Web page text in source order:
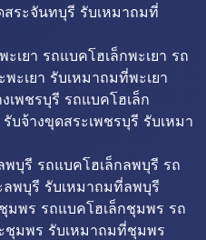
ระจันทบุรี รับเหมาถมที่
เยา รถแบคโฮเล็กพะเยา รถ
ะเยา รับเหมาถมที่พะเยา
เพชรบุรี รถแบคโฮเล็ก
บจ้างขุดสระเพชรบุรี รับเหมา
บุรี รถแบคโฮเล็กลพบุรี รถ
พบุรี รับเหมาถมที่ลพบุรี
มพร รถแบคโฮเล็กชุมพร รถ
ชุมพร รับเหมาถมที่ชุมพร